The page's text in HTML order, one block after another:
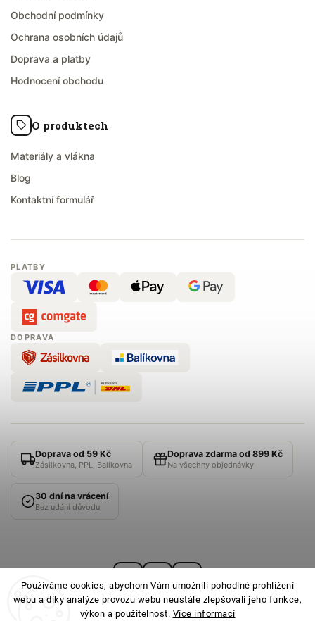
Používáme cookies, abychom Vám umožnili pohodlné prohlížení
webu a díky analýze provozu webu neustále zlepšovali jeho funkce,
výkon a použitelnost. Více informací
Obchodní podmínky
Ochrana osobních údajů
Doprava a platby
Hodnocení obchodu
O produktech
Materiály a vlákna
Blog
Kontaktní formulář
PLATBY
DOPRAVA
Doprava od 59 Kč
Zásilkovna, PPL, Balíkovna
Doprava zdarma od 899 Kč
Na všechny objednávky
30 dní na vrácení
Bez udání důvodu